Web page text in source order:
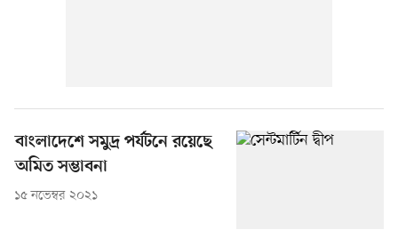
বাংলাদেশে সমুদ্র পর্যটনে রয়েছে
অমিত সম্ভাবনা
১৫ নভেম্বর ২০২১